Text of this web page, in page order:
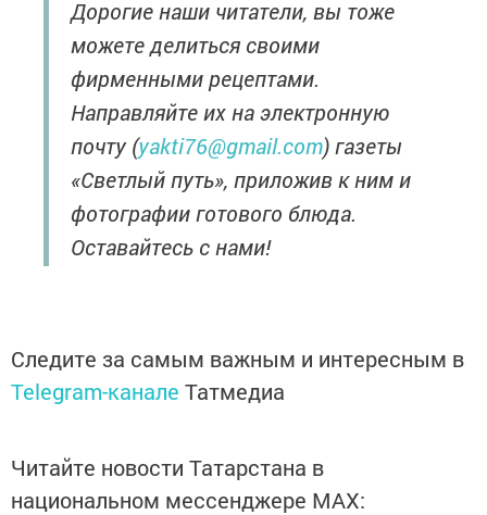
Дорогие наши читатели, вы тоже
можете делиться своими
фирменными рецептами.
Направляйте их на электронную
почту (yakti76@gmail.com) газеты
«Светлый путь», приложив к ним и
фотографии готового блюда.
Оставайтесь с нами!
Следите за самым важным и интересным в
Telegram-канале Татмедиа
Читайте новости Татарстана в
национальном мессенджере MАХ: